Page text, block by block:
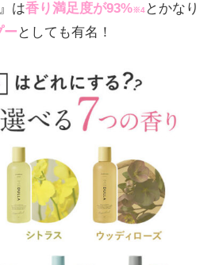
は香り満足度が93%※4 とかなり
ー としても有名！